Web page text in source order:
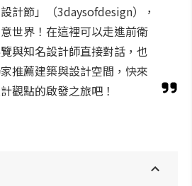
計節」（3daysofdesign），
世界！在這裡可以走進前衛
與知名設計師直接對話，也
推薦建築與設計空間，快來
觀點的啟發之旅吧！